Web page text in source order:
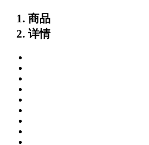
商品
详情